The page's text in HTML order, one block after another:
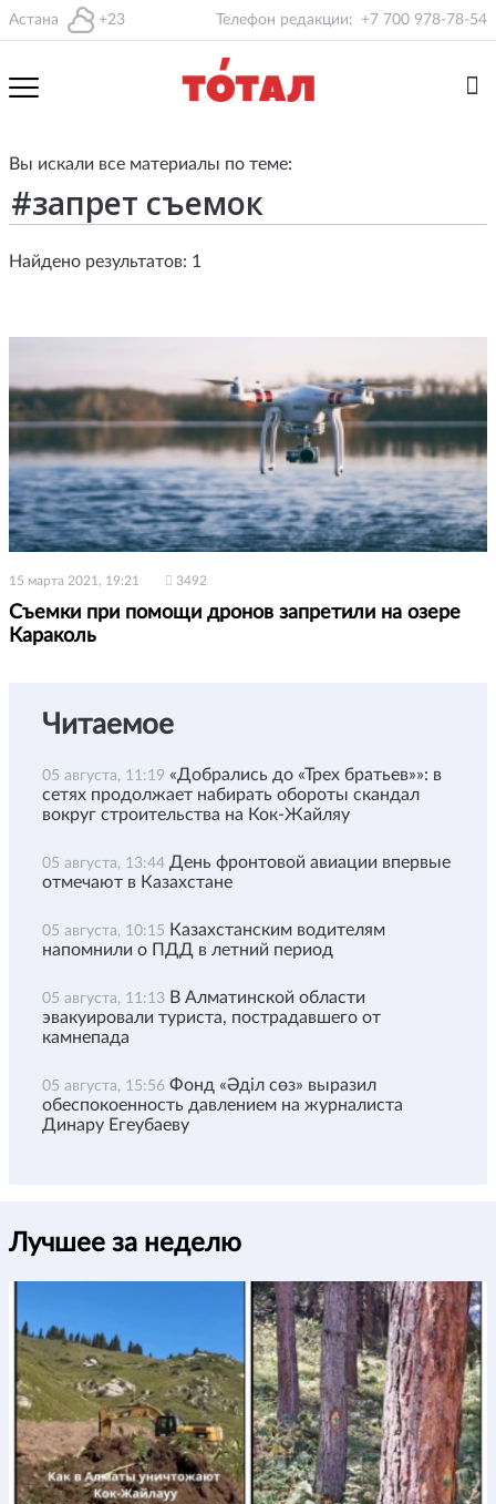
Астана +23 Телефон редакции: +7 700 978-78-54
Вы искали все материалы по теме:
Найдено результатов: 1
15 марта 2021, 19:21 3492
Съемки при помощи дронов запретили на озере
Караколь
Читаемое
05 августа, 11:19 «Добрались до «Трех братьев»»: в
сетях продолжает набирать обороты скандал
вокруг строительства на Кок-Жайляу
05 августа, 13:44 День фронтовой авиации впервые
отмечают в Казахстане
05 августа, 10:15 Казахстанским водителям
напомнили о ПДД в летний период
05 августа, 11:13 В Алматинской области
эвакуировали туриста, пострадавшего от
камнепада
05 августа, 15:56 Фонд «Әділ сөз» выразил
обеспокоенность давлением на журналиста
Динару Егеубаеву
Лучшее за неделю